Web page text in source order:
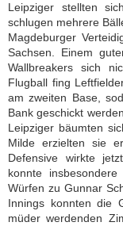
Leipziger stellten
schlugen mehrere
Magdeburger
Sachsen. Einem
Wallbreakers sich
Flugball fing
am zweiten Base,
Bank geschickt
Leipziger bäumten
Milde erzielten sie
Defensive wirkte
konnte
Würfen zu Gunnar
Innings konnten die
müder werdenden